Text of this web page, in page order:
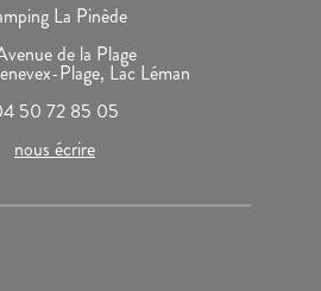
La Pinède
de la Plage
Plage, Lac Léman
50 72 85 05
nous écrire